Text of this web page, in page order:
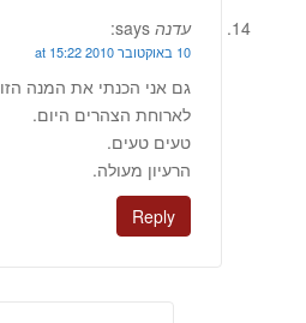
עדנה says:
10 באוקטובר 2010 at 15:22
גם אני הכנתי את המנה הזו
לארוחת הצהרים היום.
טעים טעים.
הרעיון מעולה.
Reply